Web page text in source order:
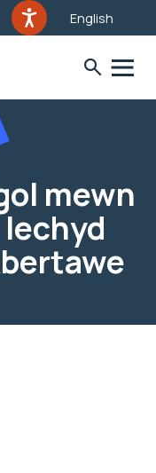
English
mewn